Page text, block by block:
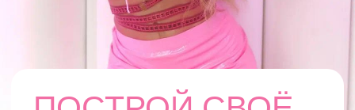
ЗА 63 ДНЯ
ALL INCLUSIVE